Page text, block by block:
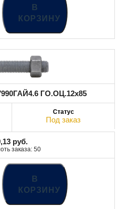
В
КОРЗИНУ
ГО.ОЦ.12x85
Под заказ
руб.
заказа: 50
В
КОРЗИНУ